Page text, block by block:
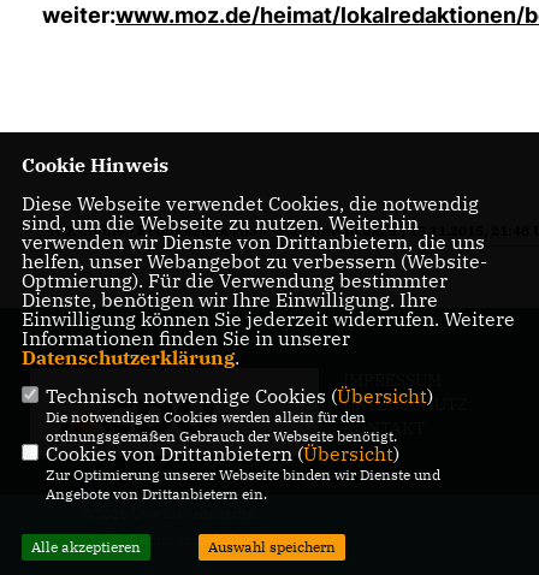
weiter:www.moz.de/heimat/
MOZ online | Redaktion Bernau | Kai-Uwe Krakau | 15.11.2015, 21:48
DATENSCHUTZ
KONTAKT
Alle Rechte vorbehalten.
Cookie Hinweis
Diese Webseite verwendet Cookies, die notwendig
sind, um die Webseite zu nutzen. Weiterhin
verwenden wir Dienste von Drittanbietern, die uns
helfen, unser Webangebot zu verbessern (Website-
Optmierung). Für die Verwendung bestimmter
Dienste, benötigen wir Ihre Einwilligung. Ihre
Einwilligung können Sie jederzeit widerrufen. Weitere
Informationen finden Sie in unserer
Datenschutzerklärung.
Technisch notwendige Cookies (Übersicht)
Die notwendigen Cookies werden allein für den
ordnungsgemäßen Gebrauch der Webseite benötigt.
Cookies von Drittanbietern (Übersicht)
Zur Optimierung unserer Webseite binden wir Dienste und
Angebote von Drittanbietern ein.
Alle akzeptieren Auswahl speichern